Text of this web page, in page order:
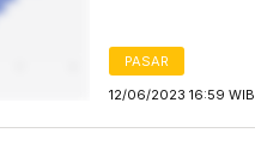
PASAR
12/06/2023 16:59 WIB